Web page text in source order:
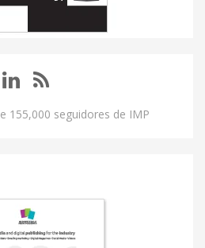
155,000 seguidores de IMP